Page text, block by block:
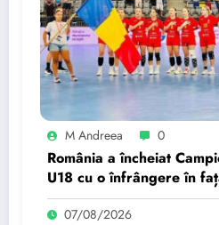
M Andreea 0
România a încheiat
U18 cu o înfrângere în
Poziția finală.
07/08/2026